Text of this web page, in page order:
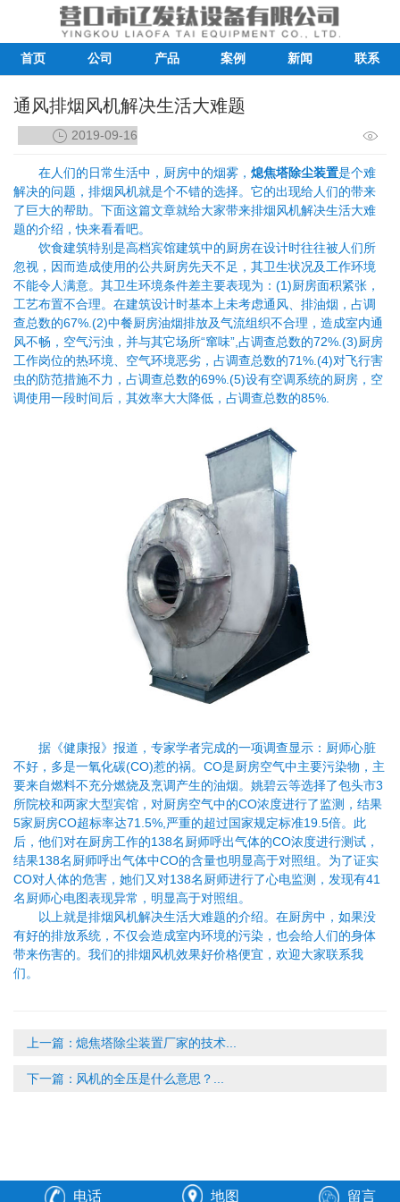
首页 公司 产品 案例 新闻 联系
通风排烟风机解决生活大难题
2019-09-16
在人们的日常生活中，厨房中的烟雾， 熄焦塔除尘装置是个难
解决的问题，排烟风机就是个不错的选择。它的出现给人们的带来
了巨大的帮助。下面这篇文章就给大家带来排烟风机解决生活大难
题的介绍，快来看看吧。
饮食建筑特别是高档宾馆建筑中的厨房在设计时往往被人们所
忽视，因而造成使用的公共厨房先天不足，其卫生状况及工作环境
不能令人满意。其卫生环境条件差主要表现为：(1)厨房面积紧张，
工艺布置不合理。在建筑设计时基本上未考虑通风、排油烟，占调
查总数的67%.(2)中餐厨房油烟排放及气流组织不合理，造成室内通
风不畅，空气污浊，并与其它场所“窜味”,占调查总数的72%.(3)厨房
工作岗位的热环境、空气环境恶劣，占调查总数的71%.(4)对飞行害
虫的防范措施不力，占调查总数的69%.(5)设有空调系统的厨房，空
调使用一段时间后，其效率大大降低，占调查总数的85%.
据《健康报》报道，专家学者完成的一项调查显示：厨师心脏
不好，多是一氧化碳(CO)惹的祸。CO是厨房空气中主要污染物，主
要来自燃料不充分燃烧及烹调产生的油烟。姚碧云等选择了包头市3
所院校和两家大型宾馆，对厨房空气中的CO浓度进行了监测，结果
5家厨房CO超标率达71.5%,严重的超过国家规定标准19.5倍。此
后，他们对在厨房工作的138名厨师呼出气体的CO浓度进行测试，
结果138名厨师呼出气体中CO的含量也明显高于对照组。为了证实
CO对人体的危害，她们又对138名厨师进行了心电监测，发现有41
名厨师心电图表现异常，明显高于对照组。
以上就是排烟风机解决生活大难题的介绍。在厨房中，如果没
有好的排放系统，不仅会造成室内环境的污染，也会给人们的身体
带来伤害的。我们的排烟风机效果好价格便宜，欢迎大家联系我
们。
上一篇：熄焦塔除尘装置厂家的技术...
下一篇： 风机的全压是什么意思？...
电话 地图 留言